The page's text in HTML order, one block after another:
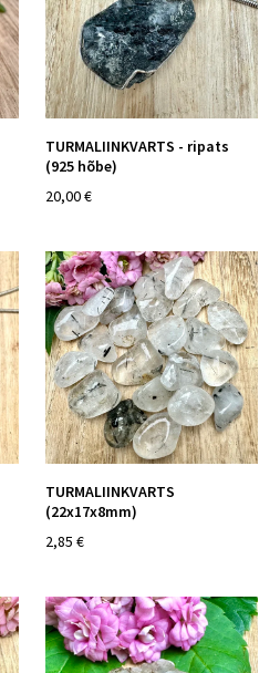
TURMALIINKVARTS - ripats
(925 hõbe)
20,00 €
TURMALIINKVARTS
(22x17x8mm)
2,85 €